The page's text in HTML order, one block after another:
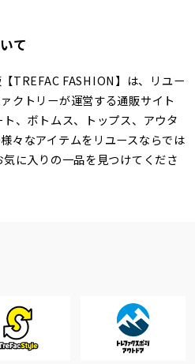
て
TREFAC FASHION】は、リユー
クトリーが運営する通販サイト
、ボトムス、トップス、アウタ
々なアイテムをリユースならでは
に入りの一品を見つけてくださ